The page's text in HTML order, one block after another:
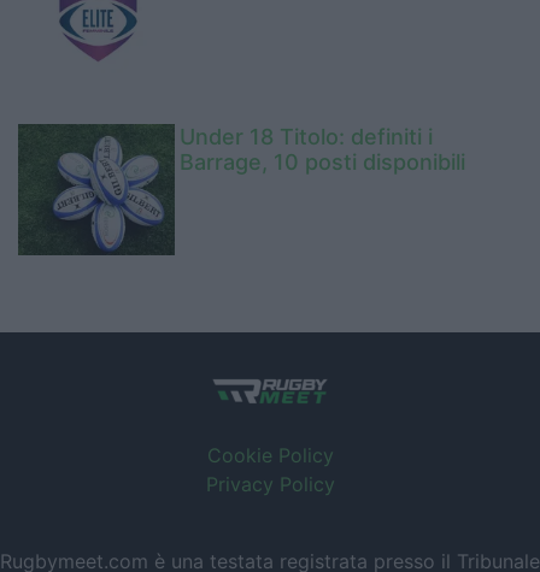
Under 18 Titolo: definiti i
Barrage, 10 posti disponibili
Cookie Policy
Privacy Policy
Rugbymeet.com è una testata registrata presso il Tribunale